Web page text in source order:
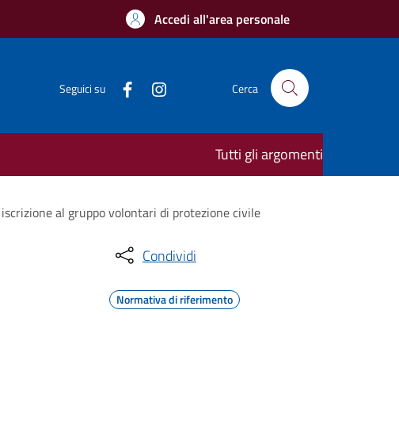
Accedi all'area personale
Seguici su Cerca
Tutti gli argomenti
al gruppo volontari di protezione civile
Condividi
Normativa di riferimento